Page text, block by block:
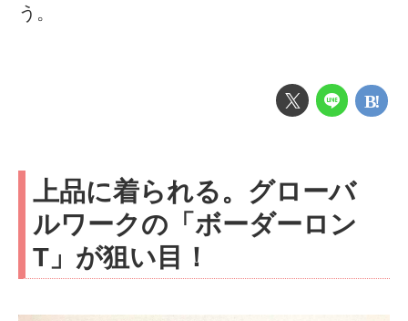
う。
上品に着られる。グローバ
ルワークの「ボーダーロン
T」が狙い目！